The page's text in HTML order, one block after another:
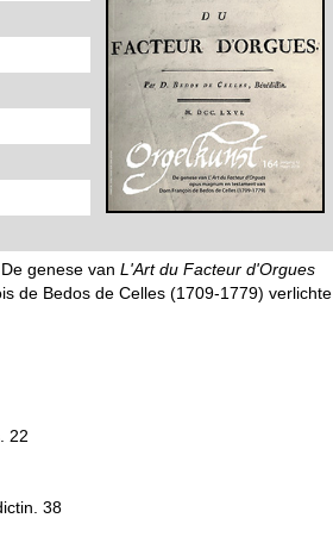
De genese van L'Art du Facteur d'Orgues
de Bedos de Celles (1709-1779) verlichte
22
38